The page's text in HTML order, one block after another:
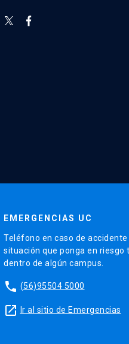
EMERGENCIAS UC
Teléfono en caso de accidente
situación que ponga en riesgo
dentro de algún campus.
phone (56)95504 5000
launch Ir al sitio de Emergencias